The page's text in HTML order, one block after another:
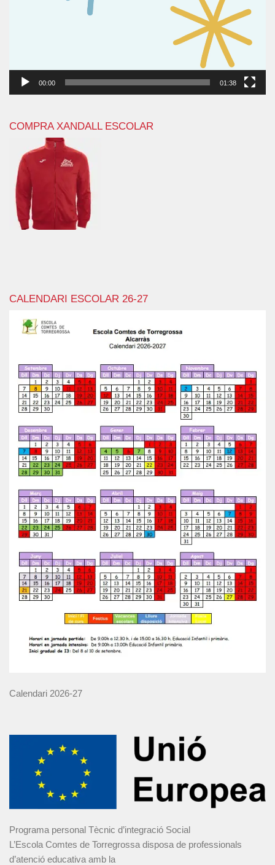
00:00 01:38
COMPRA XANDALL ESCOLAR
CALENDARI ESCOLAR 26-27
Calendari 2026-27
Programa personal Tècnic d’integració Social
L’Escola Comtes de Torregrossa disposa de professionals
d’atenció educativa amb la